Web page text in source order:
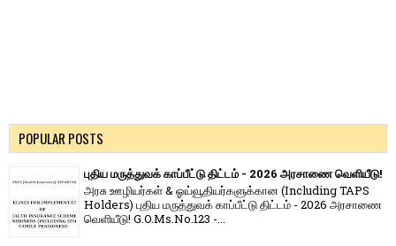
POPULAR POSTS
புதிய மருத்துவக் காப்பீட்டு திட்டம் - 2026 அரசாணை வெளியீடு!
அரசு ஊழியர்கள் & ஓய்வூதியர்களுக்கான (Including TAPS
Holders) புதிய மருத்துவக் காப்பீட்டு திட்டம் - 2026 அரசாணை
வெளியீடு! G.O.Ms.No.123 -...